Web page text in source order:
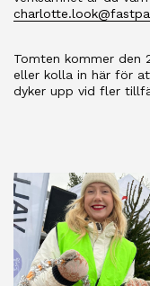
Tomten kommer den
eller kolla in här för
dyker upp vid fler